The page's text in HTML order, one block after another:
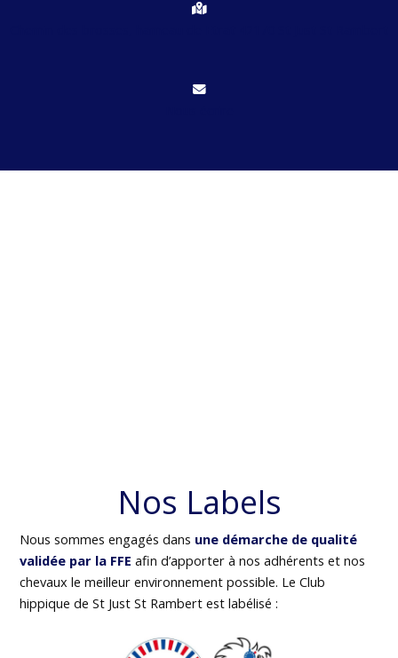
Nos Labels
Nous sommes engagés dans une démarche de qualité
validée par la FFE afin d’apporter à nos adhérents et nos
chevaux le meilleur environnement possible. Le Club
hippique de St Just St Rambert est labélisé :